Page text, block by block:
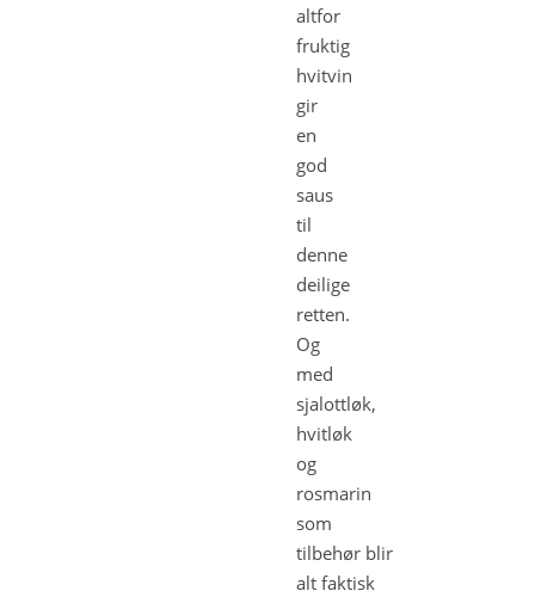
altfor
fruktig
hvitvin
gir
en
god
saus
til
denne
deilige
retten.
Og
med
sjalottløk,
hvitløk
og
rosmarin
som
tilbehør blir
alt faktisk